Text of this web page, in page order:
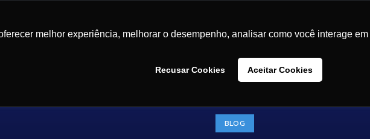
melhor experiência, melhorar o desempenho, analisar como você interage
Recusar Cookies Aceitar Cookies
BLOG